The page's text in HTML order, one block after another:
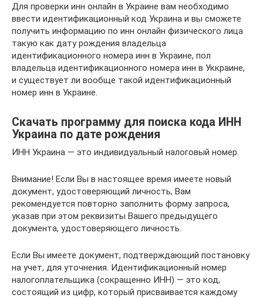
Для проверки инн онлайн в Украине вам необходимо
ввести идентификационный код Украина и вы сможете
получить информацию по инн онлайн физического лица
такую как дату рождения владельца
идентификационного номера инн в Украине, пол
владельца идентификационного номера инн в Уккраине,
и существует ли вообще такой идентификационный
номер инн в Украине.
Скачать программу для поиска кода ИНН
Украина по дате рождения
ИНН Украина — это индивидуальный налоговый номер.
Внимание! Если Вы в настоящее время имеете новый
документ, удостоверяющий личность, Вам
рекомендуется повторно заполнить форму запроса,
указав при этом реквизиты Вашего предыдущего
документа, удостоверяющего личность.
Если Вы имеете документ, подтверждающий постановку
на учет, для уточнения. Идентификационный номер
налогоплательщика (сокращенно ИНН) — это код,
состоящий из цифр, который присваивается каждому